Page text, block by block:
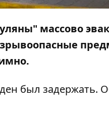
массово
был задержать.